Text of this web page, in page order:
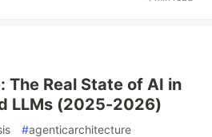
The Real State of AI in
LLMs (2025-2026)
#agenticarchitecture